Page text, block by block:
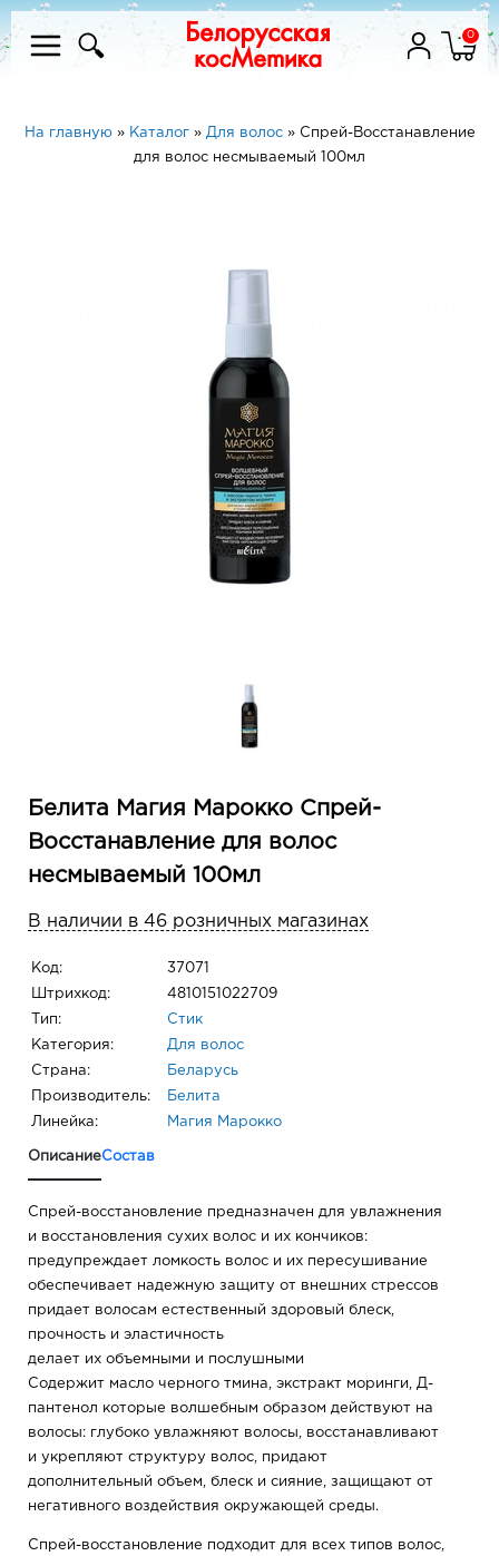
0
На главную» Каталог» Для волос» Спрей-Восстанавление
для волос несмываемый 100мл
Белита Магия Марокко Спрей-
Восстанавление для волос
несмываемый 100мл
В наличии в 46 розничных магазинах
Код: 37071
Штрихкод: 4810151022709
Тип: Стик
Категория: Для волос
Страна: Беларусь
Производитель: Белита
Линейка: Магия Марокко
ОписаниеСостав
Спрей-восстановление предназначен для увлажнения
и восстановления сухих волос и их кончиков:
предупреждает ломкость волос и их пересушивание
обеспечивает надежную защиту от внешних стрессов
придает волосам естественный здоровый блеск,
прочность и эластичность
делает их объемными и послушными
Содержит масло черного тмина, экстракт моринги, Д-
пантенол которые волшебным образом действуют на
волосы: глубоко увлажняют волосы, восстанавливают
и укрепляют структуру волос, придают
дополнительный объем, блеск и сияние, защищают от
негативного воздействия окружающей среды.
Спрей-восстановление подходит для всех типов волос,